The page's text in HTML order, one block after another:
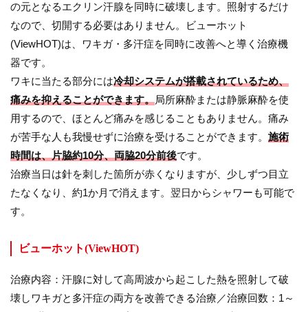
の元となるエクリン汗腺を同時に破壊します。照射するだけ
なので、切開する必要はありません。ビューホット
(ViewHOT)は、ワキガ・多汗症を同時に改善へと導く治療機
器です。
ワキに当たる部分には冷却システムが搭載されているため、
痛みを抑えることができます。局所麻酔または静脈麻酔を使
用するので、ほとんど痛みを感じることもありません。痛み
が苦手な人も我慢せずに治療を受けることができます。 施術
時間は、片脇約10分、両脇20分前後です。
治療当日は針を刺した箇所が赤くなりますが、少しずつ目立
たなくなり、約1か月で消えます。翌日からシャワーも可能で
す。
ビューホット(ViewHOT)
治療内容：汗腺に対して高周波から起こした熱を照射して破
壊しワキガと多汗症の両方を改善できる治療／治療回数：1～